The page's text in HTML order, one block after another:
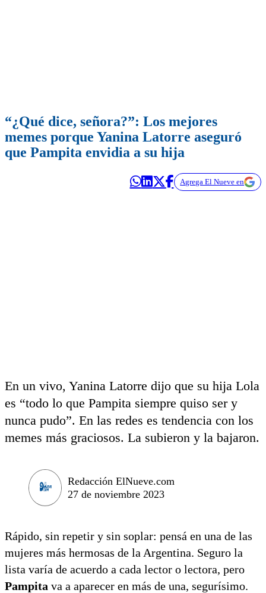
“¿Qué dice, señora?”: Los mejores
memes porque Yanina Latorre aseguró
que Pampita envidia a su hija
Agrega El Nueve en
En un vivo, Yanina Latorre dijo que su hija Lola
es “todo lo que Pampita siempre quiso ser y
nunca pudo”. En las redes es tendencia con los
memes más graciosos. La subieron y la bajaron.
Redacción ElNueve.com
27 de noviembre 2023
Rápido, sin repetir y sin soplar: pensá en una de las
mujeres más hermosas de la Argentina. Seguro la
lista varía de acuerdo a cada lector o lectora, pero
Pampita va a aparecer en más de una, segurísimo.